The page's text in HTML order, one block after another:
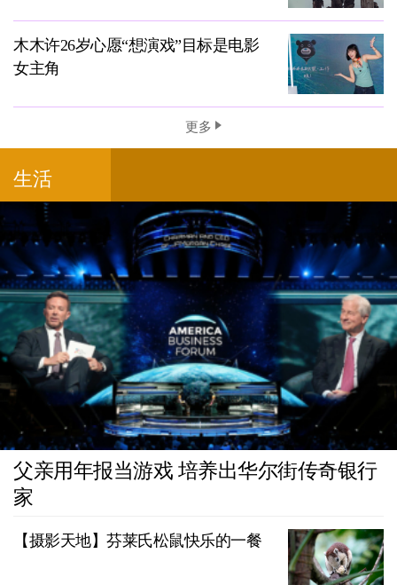
木木许26岁心愿“想演戏”目标是电影
女主角
更多
生活
父亲用年报当游戏 培养出华尔街传奇银行
家
【摄影天地】芬莱氏松鼠快乐的一餐